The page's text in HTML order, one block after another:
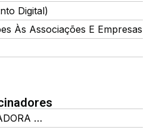
Digital)
Às Associações E Empresas
IDEALL ADMINISTRADORA DE BENEFÍCIOS